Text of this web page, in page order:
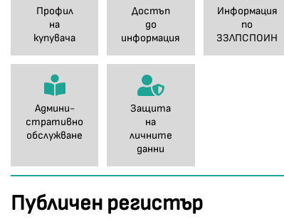
Профил
на
купувача
Достъп
до
информация
Информация
по
ЗЗЛПСПОИН
Админи-
стративно
обслужване
Защита
на
личните
данни
Публичен регистър